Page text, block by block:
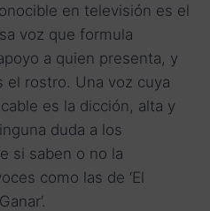
en televisión es el
voz que formula
a quien presenta, y
el rostro. Una voz cuya
es la dicción, alta y
duda a los
si saben o no la
como las de ‘El